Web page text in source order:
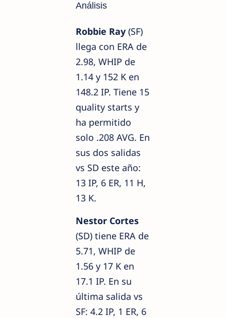
Análisis
Robbie Ray (SF)
llega con ERA de
2.98, WHIP de
1.14 y 152 K en
148.2 IP. Tiene 15
quality starts y
ha permitido
solo .208 AVG. En
sus dos salidas
vs SD este año:
13 IP, 6 ER, 11 H,
13 K.
Nestor Cortes
(SD) tiene ERA de
5.71, WHIP de
1.56 y 17 K en
17.1 IP. En su
última salida vs
SF: 4.2 IP, 1 ER, 6